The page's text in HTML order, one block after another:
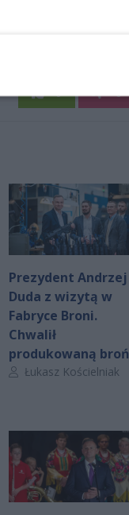
0 0
Prezydent Andrzej
Duda z wizytą w
Fabryce Broni.
Chwalił
produkowaną broń
Autor artykułu:
Łukasz Kościelniak